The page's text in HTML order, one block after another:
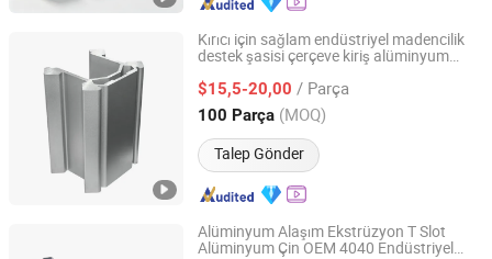
Kırıcı için sağlam endüstriyel madencilik
destek şasisi çerçeve kiriş alüminyum
$15,5-20,00 / Parça
100 Parça (MOQ)
Talep Gönder
GUANGZHOU HOMI ALUMINIUM CO., LTD
Guangdong, China Fiyat 2019
Alüminyum Alaşım Ekstrüzyon T Slot
Alüminyum Çin OEM 4040 Endüstriyel